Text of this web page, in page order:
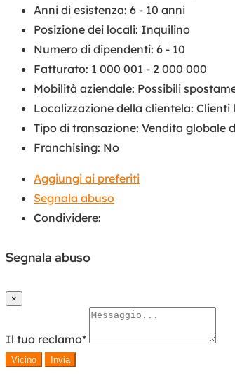
Anni di esistenza: 6 - 10 anni
Posizione dei locali: Inquilino
Numero di dipendenti: 6 - 10
Fatturato: 1 000 001 - 2 000 000
Mobilità aziendale: Possibili
Localizzazione della clientela: Clienti
Tipo di transazione: Vendita globale
Franchising: No
Aggiungi ai preferiti
Segnala abuso
Condividere:
Segnala abuso
×
Il tuo reclamo*
Vicino Invia